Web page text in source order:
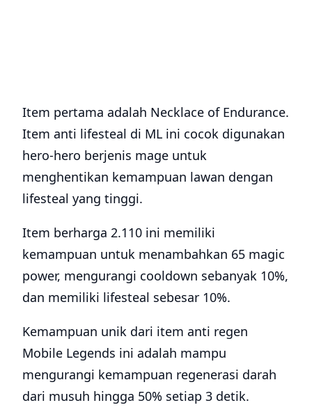
Item pertama adalah Necklace of Endurance.
Item anti lifesteal di ML ini cocok digunakan
hero-hero berjenis mage untuk
menghentikan kemampuan lawan dengan
lifesteal yang tinggi.
Item berharga 2.110 ini memiliki
kemampuan untuk menambahkan 65 magic
power, mengurangi cooldown sebanyak 10%,
dan memiliki lifesteal sebesar 10%.
Kemampuan unik dari item anti regen
Mobile Legends ini adalah mampu
mengurangi kemampuan regenerasi darah
dari musuh hingga 50% setiap 3 detik.